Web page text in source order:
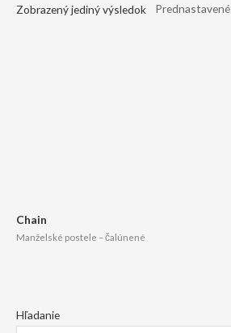
Hľadanie
Zobrazený jediný výsledok
Chain
Manželské postele – čalúnené